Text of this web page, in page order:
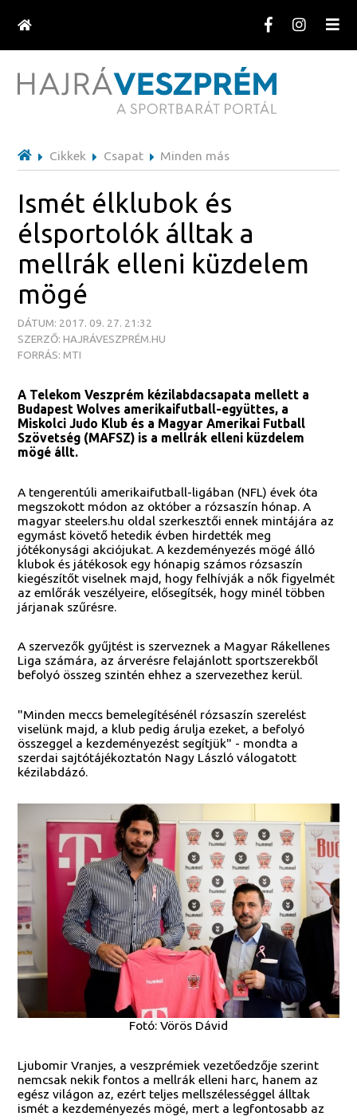
Cikkek Csapat Minden más
Ismét élklubok és
élsportolók álltak a
mellrák elleni küzdelem
mögé
DÁTUM: 2017. 09. 27. 21:32
SZERZŐ: HAJRÁVESZPRÉM.HU
FORRÁS: MTI
A Telekom Veszprém kézilabdacsapata mellett a
Budapest Wolves amerikaifutball-együttes, a
Miskolci Judo Klub és a Magyar Amerikai Futball
Szövetség (MAFSZ) is a mellrák elleni küzdelem
mögé állt.
A tengerentúli amerikaifutball-ligában (NFL) évek óta
megszokott módon az október a rózsaszín hónap. A
magyar steelers.hu oldal szerkesztői ennek mintájára az
egymást követő hetedik évben hirdették meg
jótékonysági akciójukat. A kezdeményezés mögé álló
klubok és játékosok egy hónapig számos rózsaszín
kiegészítőt viselnek majd, hogy felhívják a nők figyelmét
az emlőrák veszélyeire, elősegítsék, hogy minél többen
járjanak szűrésre.
A szervezők gyűjtést is szerveznek a Magyar Rákellenes
Liga számára, az árverésre felajánlott sportszerekből
befolyó összeg szintén ehhez a szervezethez kerül.
"Minden meccs bemelegítésénél rózsaszín szerelést
viselünk majd, a klub pedig árulja ezeket, a befolyó
összeggel a kezdeményezést segítjük" - mondta a
szerdai sajtótájékoztatón Nagy László válogatott
kézilabdázó.
Fotó: Vörös Dávid
Ljubomir Vranjes, a veszprémiek vezetőedzője szerint
nemcsak nekik fontos a mellrák elleni harc, hanem az
egész világon az, ezért teljes mellszélességgel álltak
ismét a kezdeményezés mögé, mert a legfontosabb az